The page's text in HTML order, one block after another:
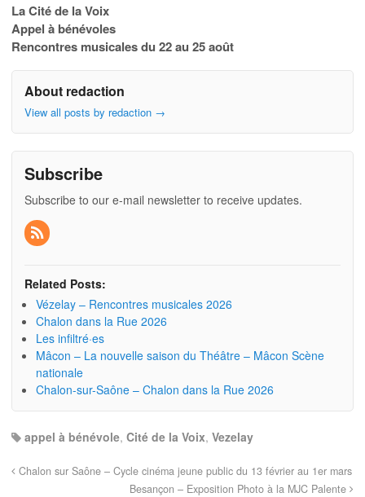
La Cité de la Voix
Appel à bénévoles
Rencontres musicales du 22 au 25 août
About redaction
View all posts by redaction →
Subscribe
Subscribe to our e-mail newsletter to receive updates.
Related Posts:
Vézelay – Rencontres musicales 2026
Chalon dans la Rue 2026
Les infiltré·es
Mâcon – La nouvelle saison du Théâtre – Mâcon Scène
nationale
Chalon-sur-Saône – Chalon dans la Rue 2026
appel à bénévole, Cité de la Voix, Vezelay
Chalon sur Saône – Cycle cinéma jeune public du 13 février au 1er mars
Besançon – Exposition Photo à la MJC Palente